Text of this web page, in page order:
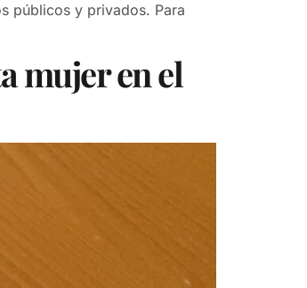
públicos y privados. Para
mujer en el